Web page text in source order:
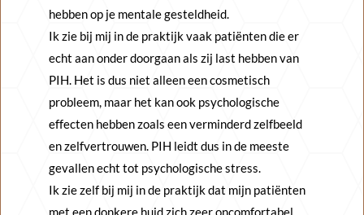
hebben op je mentale gesteldheid.
Ik zie bij mij in de praktijk vaak patiënten die er
echt aan onder doorgaan als zij last hebben van
PIH. Het is dus niet alleen een cosmetisch
probleem, maar het kan ook psychologische
effecten hebben zoals een verminderd zelfbeeld
en zelfvertrouwen. PIH leidt dus in de meeste
gevallen echt tot psychologische stress.
Ik zie zelf bij mij in de praktijk dat mijn patiënten
met een donkere huid zich zeer oncomfortabel